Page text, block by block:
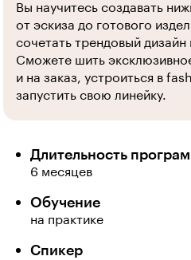
Вы научитесь создавать
от эскиза до готового
сочетать трендовый
Сможете шить
и на заказ, устроиться в
запустить свою линейку.
Длительность
6 месяцев
Обучение
на практике
Спикер